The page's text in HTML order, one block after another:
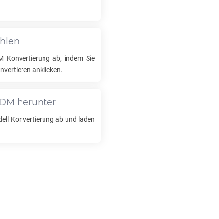
Konvertierung ab, indem Sie
anklicken.
herunter
Konvertierung ab und laden